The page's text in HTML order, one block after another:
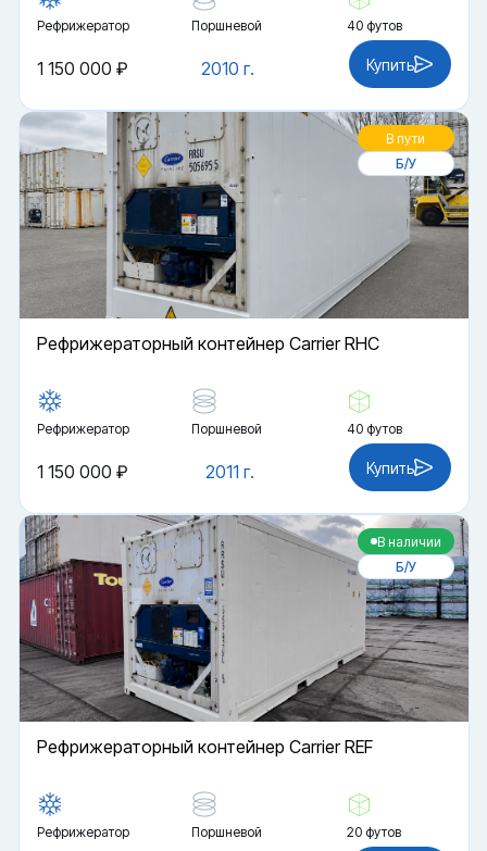
Рефрижератор Поршневой 40 футов
2010 г.
1 150 000 ₽ Купить
В пути
Б/У
Рефрижераторный контейнер Carrier RHC
Рефрижератор Поршневой 40 футов
2011 г.
1 150 000 ₽ Купить
В наличии
Б/У
Рефрижераторный контейнер Carrier REF
Рефрижератор Поршневой 20 футов